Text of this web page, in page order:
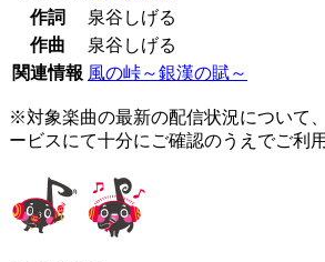
作詞
泉谷しげる
作曲
泉谷しげる
関連情報 風の峠～銀漢の賦～
※対象楽曲の最新の配信状況について
ービスにて十分にご確認のうえでご利